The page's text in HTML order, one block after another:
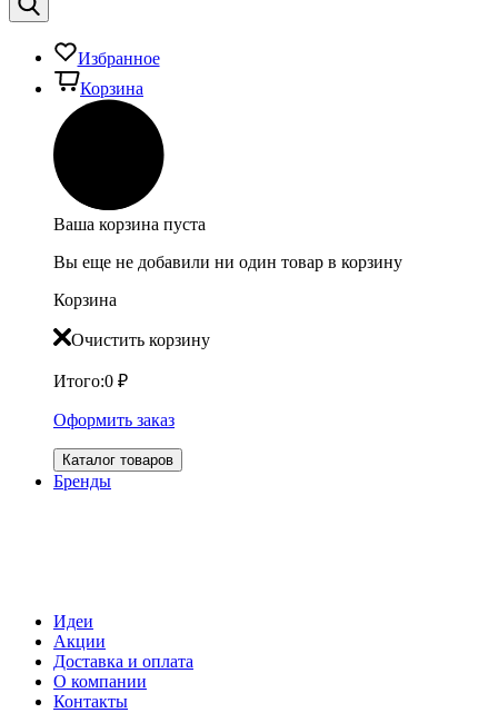
Избранное
Корзина
Ваша корзина пуста
Вы еще не добавили ни один товар в корзину
Корзина
Очистить корзину
Итого:0 ₽
Оформить заказ
Каталог товаров
Бренды
Идеи
Акции
Доставка и оплата
О компании
Контакты